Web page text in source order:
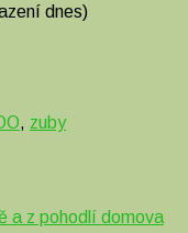
dnes)
, zuby
a z pohodlí domova